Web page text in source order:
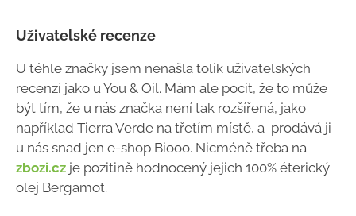
Uživatelské recenze
U téhle značky jsem nenašla tolik uživatelských
recenzí jako u You & Oil. Mám ale pocit, že to může
být tím, že u nás značka není tak rozšířená, jako
například Tierra Verde na třetím místě, a prodává ji
u nás snad jen e-shop Biooo. Nicméně třeba na
zbozi.cz je pozitině hodnocený jejich 100% éterický
olej Bergamot.